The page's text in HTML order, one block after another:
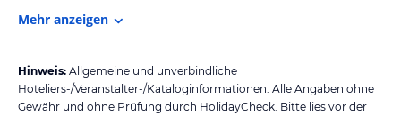
Mehr anzeigen
Hinweis: Allgemeine und unverbindliche
Hoteliers-/Veranstalter-/Kataloginformationen. Alle Angaben ohne
Gewähr und ohne Prüfung durch HolidayCheck. Bitte lies vor der